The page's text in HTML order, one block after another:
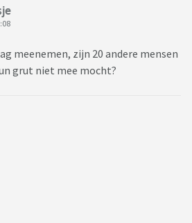
meenemen, zijn 20 andere mensen
grut niet mee mocht?